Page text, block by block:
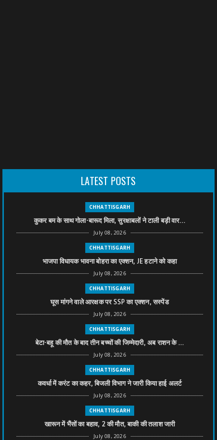
LATEST POSTS
CHHATTISGARH
कुकर बम के साथ गोला-बारूद मिला, सुरक्षाबलों ने टाली बड़ी वार...
July 08, 2026
CHHATTISGARH
भाजपा विधायक भावना बोहरा का एक्शन, JE हटाने को कहा
July 08, 2026
CHHATTISGARH
घूस मांगने वाले आरक्षक पर SSP का एक्शन, सस्पेंड
July 08, 2026
CHHATTISGARH
बेटा-बहू की मौत के बाद तीन बच्चों की जिम्मेदारी, अब राशन के ...
July 08, 2026
CHHATTISGARH
कवर्धा में करंट का कहर, बिजली विभाग ने जारी किया हाई अलर्ट
July 08, 2026
CHHATTISGARH
खारून में भैंसों का बहाव, 2 की मौत, बाकी की तलाश जारी
July 08, 2026